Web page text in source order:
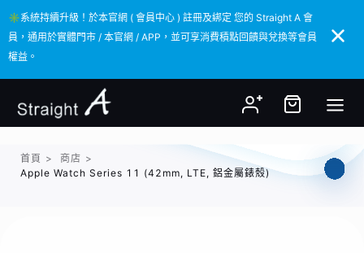
✳️系統持續升級！於本官網 ( 會員中心 ) 註冊及綁定 您的 Straight A 會
員，通用於實體門市 / 本官網 / APP，並可享消費積點回饋與兌換等會員
權益。
✳️系統持續升級！於本官網 ( 會員中心 ) 註冊及綁定 您的 Straight A 會
員，通用於實體門市 / 本官網 / APP，並可享消費積點回饋與兌換等會員
權益。
首頁 > 商店 >
Apple Watch Series 11 (42mm, LTE, 鋁金屬錶殼)